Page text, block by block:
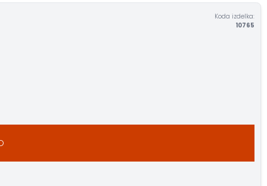
Koda izdelka:
10765